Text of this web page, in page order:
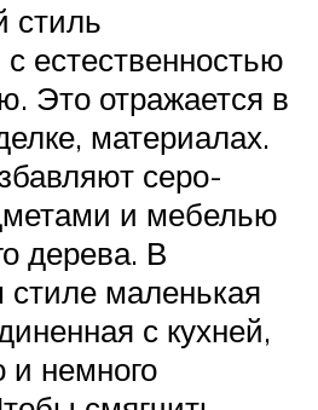
стиль
естественностью
Это отражается в
материалах.
серо-
и мебелью
дерева. В
стиле маленькая
с кухней,
и немного